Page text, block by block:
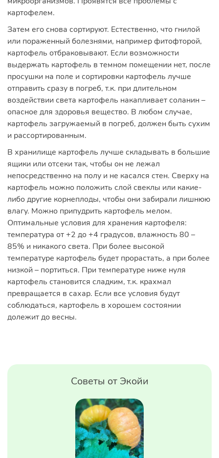
картофелем.
Затем его снова сортируют. Естественно, что гнилой
или пораженный болезнями, например фитофторой,
картофель отбраковывают. Если возможности
выдержать картофель в темном помещении нет, после
просушки на поле и сортировки картофель лучше
отправить сразу в погреб, т.к. при длительном
воздействии света картофель накапливает соланин –
опасное для здоровья вещество. В любом случае,
картофель загружаемый в погреб, должен быть сухим
и рассортированным.
В хранилище картофель лучше складывать в большие
ящики или отсеки так, чтобы он не лежал
непосредственно на полу и не касался стен. Сверху на
картофель можно положить слой свеклы или какие-
либо другие корнеплоды, чтобы они забирали лишнюю
влагу. Можно припудрить картофель мелом.
Оптимальные условия для хранения картофеля:
температура от +2 до +4 градусов, влажность 80 –
85% и никакого света. При более высокой
температуре картофель будет прорастать, а при более
низкой – портиться. При температуре ниже нуля
картофель становится сладким, т.к. крахмал
превращается в сахар. Если все условия будут
соблюдаться, картофель в хорошем состоянии
долежит до весны.
Советы от Экойи